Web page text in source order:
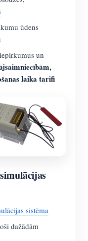
ūdens
un
laika tarifi
sistēma
dažādām